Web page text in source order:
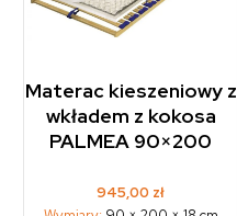
Materac kieszeniowy z
wkładem z kokosa
PALMEA 90×200
945,00 zł